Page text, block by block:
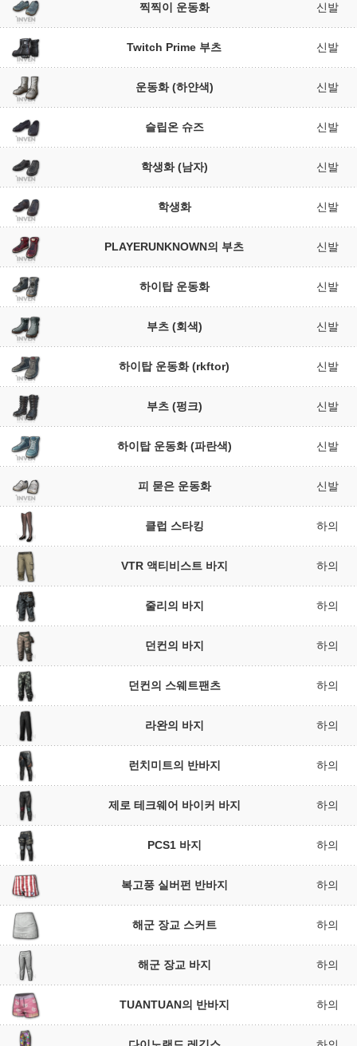
찍찍이 운동화 신발
Twitch Prime 부츠 신발
운동화 (하얀색) 신발
슬립온 슈즈 신발
학생화 (남자) 신발
학생화 신발
PLAYERUNKNOWN의 부츠 신발
하이탑 운동화 신발
부츠 (회색) 신발
하이탑 운동화 (rkftor) 신발
부츠 (펑크) 신발
하이탑 운동화 (파란색) 신발
피 묻은 운동화 신발
클럽 스타킹 하의
VTR 액티비스트 바지 하의
줄리의 바지 하의
던컨의 바지 하의
던컨의 스웨트팬츠 하의
라완의 바지 하의
런치미트의 반바지 하의
제로 테크웨어 바이커 바지 하의
PCS1 바지 하의
복고풍 실버펀 반바지 하의
해군 장교 스커트 하의
해군 장교 바지 하의
TUANTUAN의 반바지 하의